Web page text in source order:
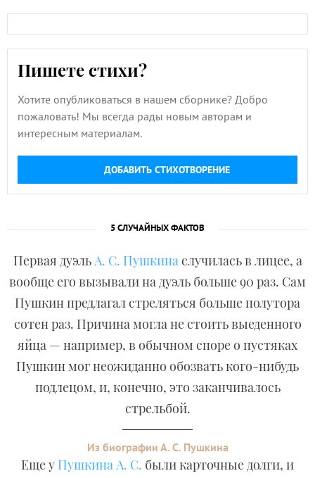
Пишете стихи?
Хотите опубликоваться в нашем сборнике? Добро
пожаловать! Мы всегда рады новым авторам и
интересным материалам.
ДОБАВИТЬ СТИХОТВОРЕНИЕ
5 СЛУЧАЙНЫХ ФАКТОВ
Первая дуэльА. С. Пушкинаслучилась в лицее, а
вообще его вызывали на дуэль больше 90 раз. Сам
Пушкин предлагал стреляться больше полутора
сотен раз. Причина могла не стоить выеденного
яйца — например, в обычном споре о пустяках
Пушкин мог неожиданно обозвать кого-нибудь
подлецом, и, конечно, это заканчивалось
стрельбой.
Из биографии А. С. Пушкина
Еще у Пушкина А. С. были карточные долги, и